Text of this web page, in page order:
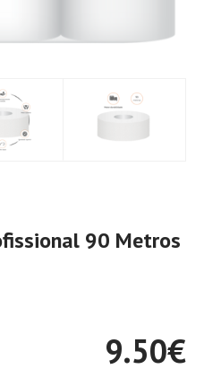
90 Metros
9.50€